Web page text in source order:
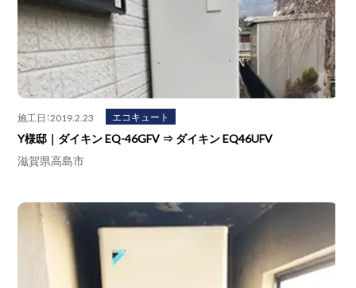
施工日：2019.2.23 エコキュート
Y様邸｜ダイキン EQ-46GFV ⇒ ダイキン EQ46UFV
滋賀県高島市